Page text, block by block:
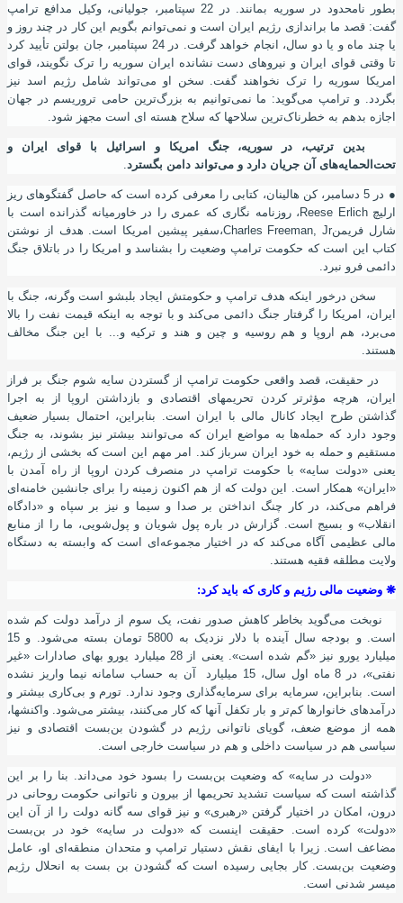
بطور نامحدود در سوریه بمانند. در 22 سپتامبر، جولیانی، وکیل مدافع ترامپ
گفت: قصد ما براندازی رﮊیم ایران است و نمی‌توانم بگویم این کار در چند روز و
یا چند ماه و یا دو سال، انجام خواهد گرفت. در 24 سپتامبر، جان بولتن تأیید کرد
تا وقتی قوای ایران و نیروهای دست نشانده ایران سوریه را ترک نگویند، قوای
امریکا سوریه را ترک نخواهند گفت. سخن او می‌تواند شامل رﮊیم اسد نیز
بگردد. و ترامپ می‌گوید: ما نمی‌توانیم به بزرگ‌ترین حامی تروریسم در جهان
اجازه بدهم به خطرناک‌ترین سلاحها که سلاح هسته ای ‌است مجهز شود.
بدین ترتیب، در سوریه، جنگ امریکا و اسرائیل با قوای ایران و
تحت‌الحمایه‌های آن جریان دارد و می‌تواند دامن بگسترد
●
در 5 دسامبر، کن هالینان، کتابی را معرفی کرده ‌است که حاصل گفتگوهای ریز
ارلیچReese Erlich ، روزنامه نگاری که عمری را در خاورمیانه گذرانده ‌است با
شارل فریمنCharles Freeman, Jr،سفیر پیشین امریکا است. هدف از نوشتن
کتاب این ‌است که حکومت ترامپ وضعیت را بشناسد و امریکا را در باتلاق جنگ
دائمی فرو نبرد.
سخن درخور اینکه هدف ترامپ و حکومتش ایجاد بلبشو است وگرنه، جنگ با
ایران، امریکا را گرفتار جنگ دائمی می‌کند و با توجه به اینکه قیمت نفت را بالا
می‌برد، هم اروپا و هم روسیه و چین و هند و ترکیه و... با این جنگ مخالف
هستند.
در حقیقت، قصد واقعی حکومت ترامپ از گستردن سایه شوم جنگ بر فراز
ایران، هرچه مؤثرتر کردن تحریمهای اقتصادی و بازداشتن اروپا از به اجرا
گذاشتن طرح ایجاد کانال مالی با ایران است. بنابراین، احتمال بسیار ضعیف
وجود دارد که حمله‌ها به مواضع ایران که می‌توانند بیشتر نیز بشوند، به جنگ
مستقیم و حمله به خود ایران سرباز کند.
امر مهم این ‌است که بخشی از رژیم،
یعنی «دولت سایه» با حکومت ترامپ در منصرف کردن اروپا از راه‌ آمدن با
«ایران» همکار است. این دولت که از هم اکنون زمینه را برای جانشین خامنه‌ای
فراهم می‌کند، در کار چنگ انداختن بر صدا و سیما و نیز بر سپاه و «دادگاه
انقلاب» و بسیج است. گزارش در باره پول شویان و پول‌شویی، ما را از منابع
مالی عظیمی آگاه می‌کند که در اختیار مجموعه‌ای است که وابسته به دستگاه
ولایت مطلقه فقیه هستند.
❋ وضعیت مالی رژیم و کاری که باید کرد:
نوبخت می‌گوید بخاطر کاهش صدور نفت، یک سوم از درآمد دولت کم شده‌
است. و بودجه سال آینده با دلار نزدیک به 5800 تومان بسته می‌شود. و 15
میلیارد یورو نیز «گم شده‌ است». یعنی از 28 میلیارد یورو بهای صادارات «غیر
نفتی»، در 8 ماه اول سال، 15 میلیارد آن به حساب سامانه نیما واریز نشده
‌است. بنابراین، سرمایه برای سرمایه‌گذاری وجود ندارد. تورم و بی‌کاری بیشتر و
درآمدهای خانوارها کم‌تر و بار تکفل آنها که کار می‌کنند، بیشتر می‌شود. واکنشها،
همه از موضع ضعف، گویای ناتوانی رﮊیم در گشودن بن‌بست اقتصادی و نیز
سیاسی هم در سیاست داخلی و هم در سیاست خارجی است.
«دولت در سایه» که وضعیت بن‌بست را بسود خود می‌داند. بنا را بر این
گذاشته است که سیاست تشدید تحریمها از بیرون و ناتوانی حکومت روحانی در
درون، امکان در اختیار گرفتن «رهبری» و نیز قوای سه گانه دولت را از آن این
«دولت» کرده ‌است. حقیقت اینست که «دولت در سایه» خود در بن‌بست
مضاعف است. زیرا با ایفای نقش دستیار ترامپ و متحدان منطقه‌ای او، عامل
وضعیت بن‌بست. کار بجایی رسیده ‌است که گشودن بن بست به انحلال رﮊیم
میسر شدنی است.